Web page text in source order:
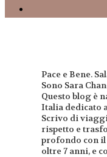
Pace e Bene.
Sono Sara
Questo blog è
Italia dedicato
Scrivo di
rispetto e
profondo con il
oltre 7 anni, e